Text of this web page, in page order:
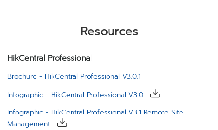
Resources
HikCentral Professional
Brochure - HikCentral Professional V3.0.1
Infographic - HikCentral Professional V3.0
Infographic - HikCentral Professional V3.1 Remote Site
Management